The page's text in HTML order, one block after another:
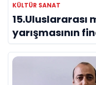
KÜLTÜR SANAT
15.Uluslararası
yarışmasının